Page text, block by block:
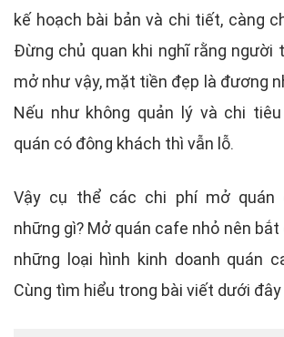
kế hoạch bài bản và chi tiết, càng
Đừng chủ quan khi nghĩ rằng người
mở như vậy, mặt tiền đẹp là đương
Nếu như không quản lý và chi
quán có đông khách thì vẫn lỗ.
Vậy cụ thể các chi phí mở quán
những gì? Mở quán cafe nhỏ nên
những loại hình kinh doanh quán
Cùng tìm hiểu trong bài viết dưới đây